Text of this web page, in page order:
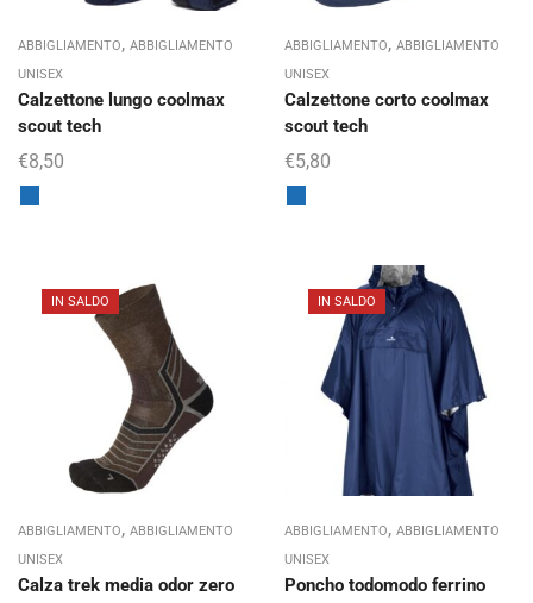
ABBIGLIAMENTO, ABBIGLIAMENTO
UNISEX
Calzettone lungo coolmax
scout tech
€8,50
ABBIGLIAMENTO, ABBIGLIAMENTO
UNISEX
Calzettone corto coolmax
scout tech
€5,80
IN SALDO
ABBIGLIAMENTO, ABBIGLIAMENTO
UNISEX
Calza trek media odor zero
IN SALDO
ABBIGLIAMENTO, ABBIGLIAMENTO
UNISEX
Poncho todomodo ferrino